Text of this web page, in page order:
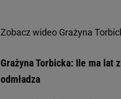
Zobacz wideo Grażyna
Grażyna Torbicka: Ile ma lat
odmładza